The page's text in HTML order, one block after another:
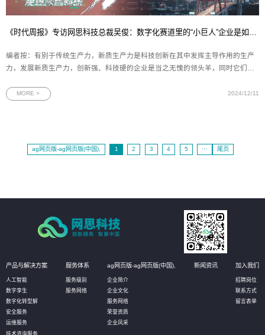
《时代周报》专访网思科技总裁吴俊：数字化赛道里的“小巨人”企业是如何炼成的？
编者按：有别于传统生产力，新质生产力是科技创新在其中发挥主导作用的生产
力，发展新质生产力，创新强、科技硬的企业是当之无愧的领头羊，同时它们也
产”等特征，邮储银行广州市分行践行大行担当，探索创新、专业的金融产品和服
MORE > 2024/12/11
ag网页版-ag网页版(中国), 1 2 3 4 5 ··· 尾页
产品与解决方案
人工智能
数字孪生
数字化转型解
安全服务
运维服务
技术咨询服务
服务体系
服务级别
服务网络
ag网页版-ag网页版(中国),
企业简介
企业文化
服务网络
荣誉资质
企业风采
新闻资讯 加入我们
招聘岗位
联系方式
留言表单